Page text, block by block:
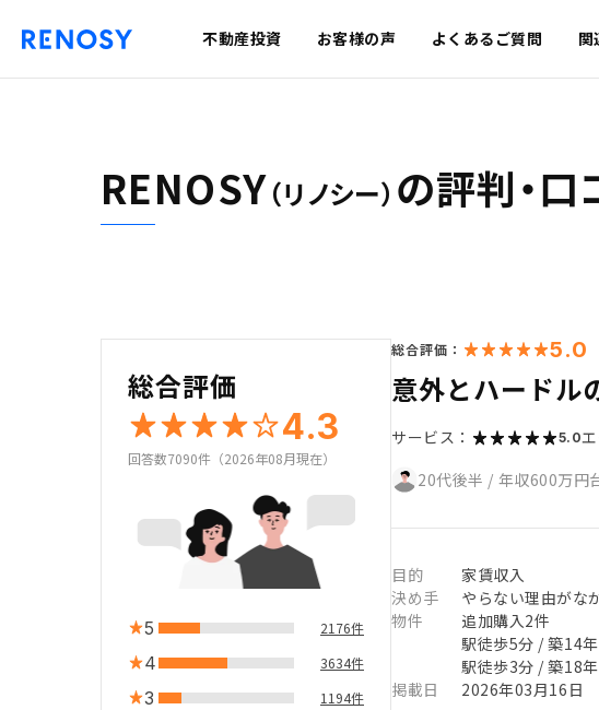
不動産投資 お客様の声 よくあるご質問 関
RENOSY（リノシー） の評判・口
総合評価
4.3
回答数7090件（2026年08月現在）
5 2176件
4 3634件
3 1194件
総合評価： 5.0
意外とハードル
サービス： 5.0
20代後半 / 年収600万円
目的
家賃収入
決め手
やらない理由がな
物件
追加購入2件
駅徒歩5分 / 築14
駅徒歩3分 / 築18
掲載日
2026年03月16日